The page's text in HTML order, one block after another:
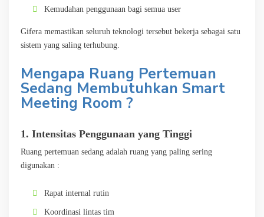
Kemudahan penggunaan bagi semua user
Gifera memastikan seluruh teknologi tersebut bekerja sebagai satu
sistem yang saling terhubung.
Mengapa Ruang Pertemuan
Sedang Membutuhkan Smart
Meeting Room ?
1. Intensitas Penggunaan yang Tinggi
Ruang pertemuan sedang adalah ruang yang paling sering
digunakan :
Rapat internal rutin
Koordinasi lintas tim